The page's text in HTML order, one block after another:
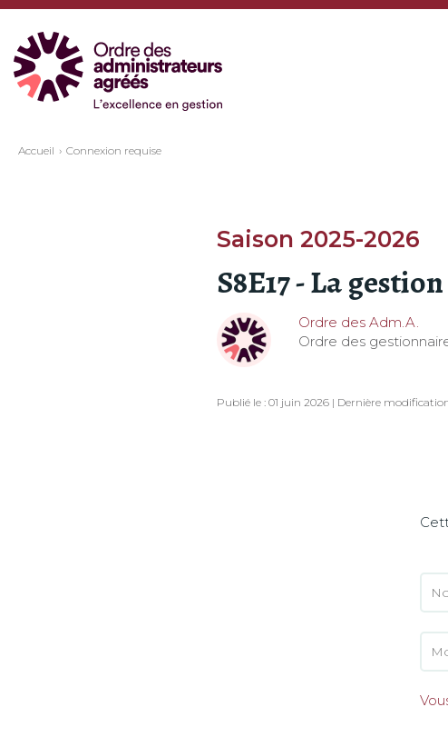
Accueil Connexion requise
Saison 2025-2026
S8E17 - La
Ordre des Adm.A.
Ordre des
Publié le : 01 juin 2026 | Dernière